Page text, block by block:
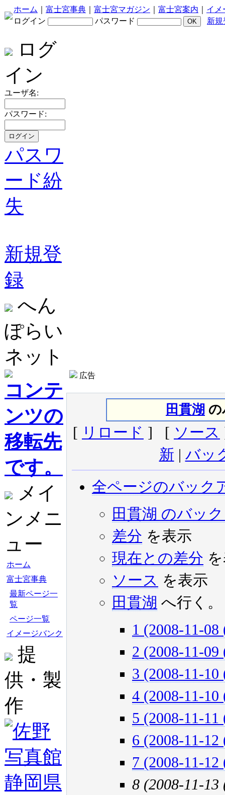
ホーム 富士宮事典 富士宮マガジン 富士宮案内
イメ
ログイン
パスワード 新規
ログ
イン
ユーザ名:
パスワード:
パスワ
ード紛
失
新規登
録
へん
ぽらい
ネット
コンテ
ンツの
移転先
です。
メイ
ンメニ
ュー
ホーム
富士宮事典
最新ページ一
覧
ページ一覧
イメージバンク
提
供・製
作
広告
田貫湖 の
[ リロード ] [ ソース
新 | バッ
全ページのバック
田貫湖 のバッ
差分 を表示
現在との差分
ソース を表示
田貫湖 へ行く。
1 (2008-11-
2 (2008-11-
3 (2008-11-
4 (2008-11-10
5 (2008-11-
6 (2008-11-
7 (2008-11-
8 (2008-11-